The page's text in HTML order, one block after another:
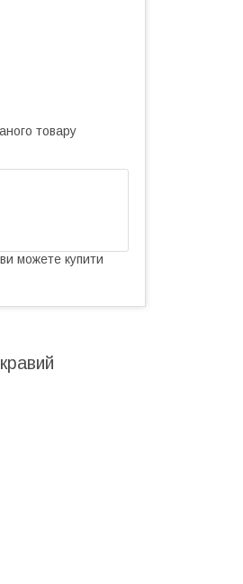
товару
можете купити